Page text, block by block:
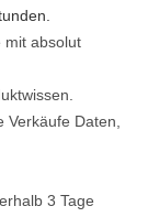
mit absolut
Verkäufe Daten,
3 Tage